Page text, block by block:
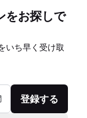
をお探しで
いち早く受け取
登録する